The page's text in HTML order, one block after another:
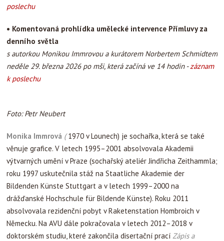
poslechu
• Komentovaná prohlídka umělecké intervence Přímluvy za
denního světla
s autorkou Monikou Immrovou a kurátorem Norbertem Schmidtem
neděle 29. března 2026 po mši, která začíná ve 14 hodin -záznam
k poslechu
Foto: Petr Neubert
Monika Immrová (1970 v Lounech) je sochařka, která se také
věnuje grafice. V letech 1995–2001 absolvovala Akademii
výtvarných umění v Praze (sochařský ateliér Jindřicha Zeithammla;
roku 1997 uskutečnila stáž na Staatliche Akade­mie der
Bildenden Künste Stuttgart a v letech 1999–2000 na
drážďanské Hochschule für Bilden­de Künste). Roku 2011
absolvovala rezidenční pobyt v Raketenstation Hombroich v
Německu. Na AVU dále pokračovala v letech 2012–2018 v
doktorském studiu, které zakončila disertační prací Zápis a